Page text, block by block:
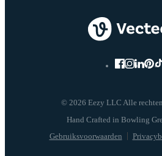
© 2026 Eezy LLC Alle
Gebruiksvoorwaarden